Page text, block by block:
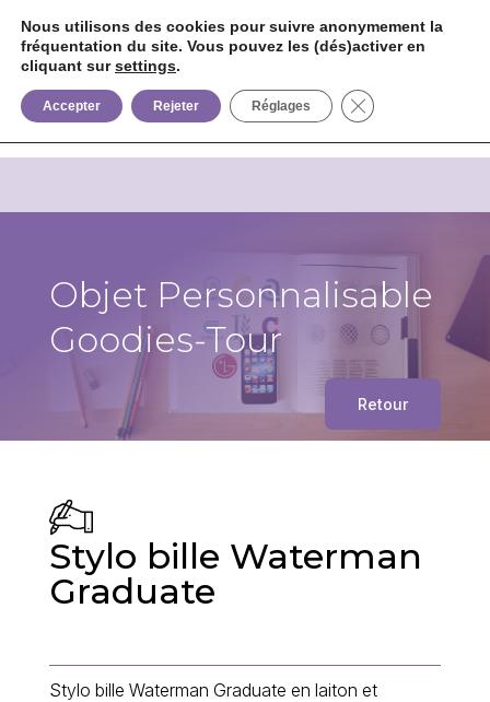
 
Objet Personnalisable
Goodies-Tour
Retour
Stylo bille Waterman
Graduate
Stylo bille Waterman Graduate en laiton et
Nous utilisons des cookies pour suivre anonymement la
fréquentation du site. Vous pouvez les (dés)activer en
cliquant sursettings.
Accepter Rejeter Réglages Fermer la